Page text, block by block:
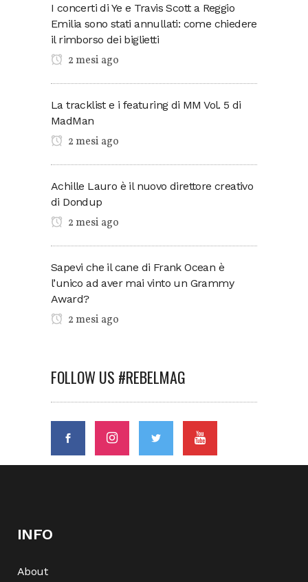
I concerti di Ye e Travis Scott a Reggio
Emilia sono stati annullati: come chiedere
il rimborso dei biglietti
2 mesi ago
La tracklist e i featuring di MM Vol. 5 di
MadMan
2 mesi ago
Achille Lauro è il nuovo direttore creativo
di Dondup
2 mesi ago
Sapevi che il cane di Frank Ocean è
l’unico ad aver mai vinto un Grammy
Award?
2 mesi ago
FOLLOW US #REBELMAG
INFO
About